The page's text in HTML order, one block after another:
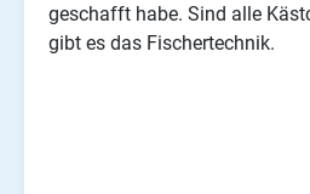
geschafft habe. Sind alle
gibt es das Fischertechnik.